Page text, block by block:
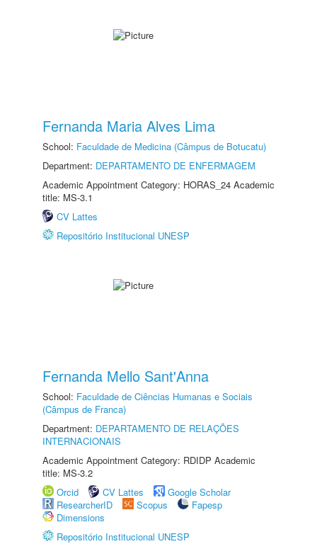
Fernanda Maria Alves Lima
School: Faculdade de Medicina (Câmpus de Botucatu)
Department: DEPARTAMENTO DE ENFERMAGEM
Academic Appointment Category: HORAS_24 Academic
title: MS-3.1
CV Lattes
Repositório Institucional UNESP
Fernanda Mello Sant'Anna
School: Faculdade de Ciências Humanas e Sociais
(Câmpus de Franca)
Department: DEPARTAMENTO DE RELAÇÕES
INTERNACIONAIS
Academic Appointment Category: RDIDP Academic
title: MS-3.2
Orcid
CV Lattes
Google Scholar
ResearcherID
Scopus
Fapesp
Dimensions
Repositório Institucional UNESP